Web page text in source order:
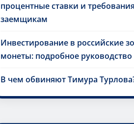
процентные ставки и
заемщикам
Инвестирование в российские
монеты: подробное руководство
В чем обвиняют Тимура